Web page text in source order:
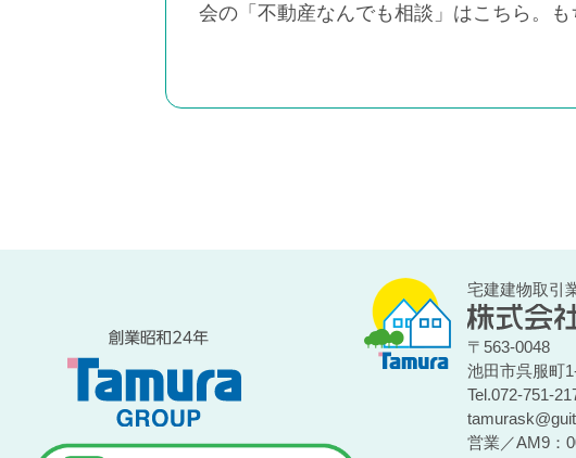
会の「不動産なんでも相談」はこちら。も
宅建建物取引
〒563-0048
池田市呉服町
Tel.072-751-
営業／AM9：